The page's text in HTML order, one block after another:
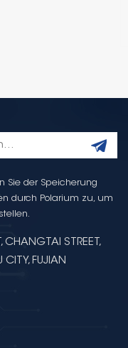
Sie der Speicherung
durch Polarium zu, um
STREET,
FUJIAN